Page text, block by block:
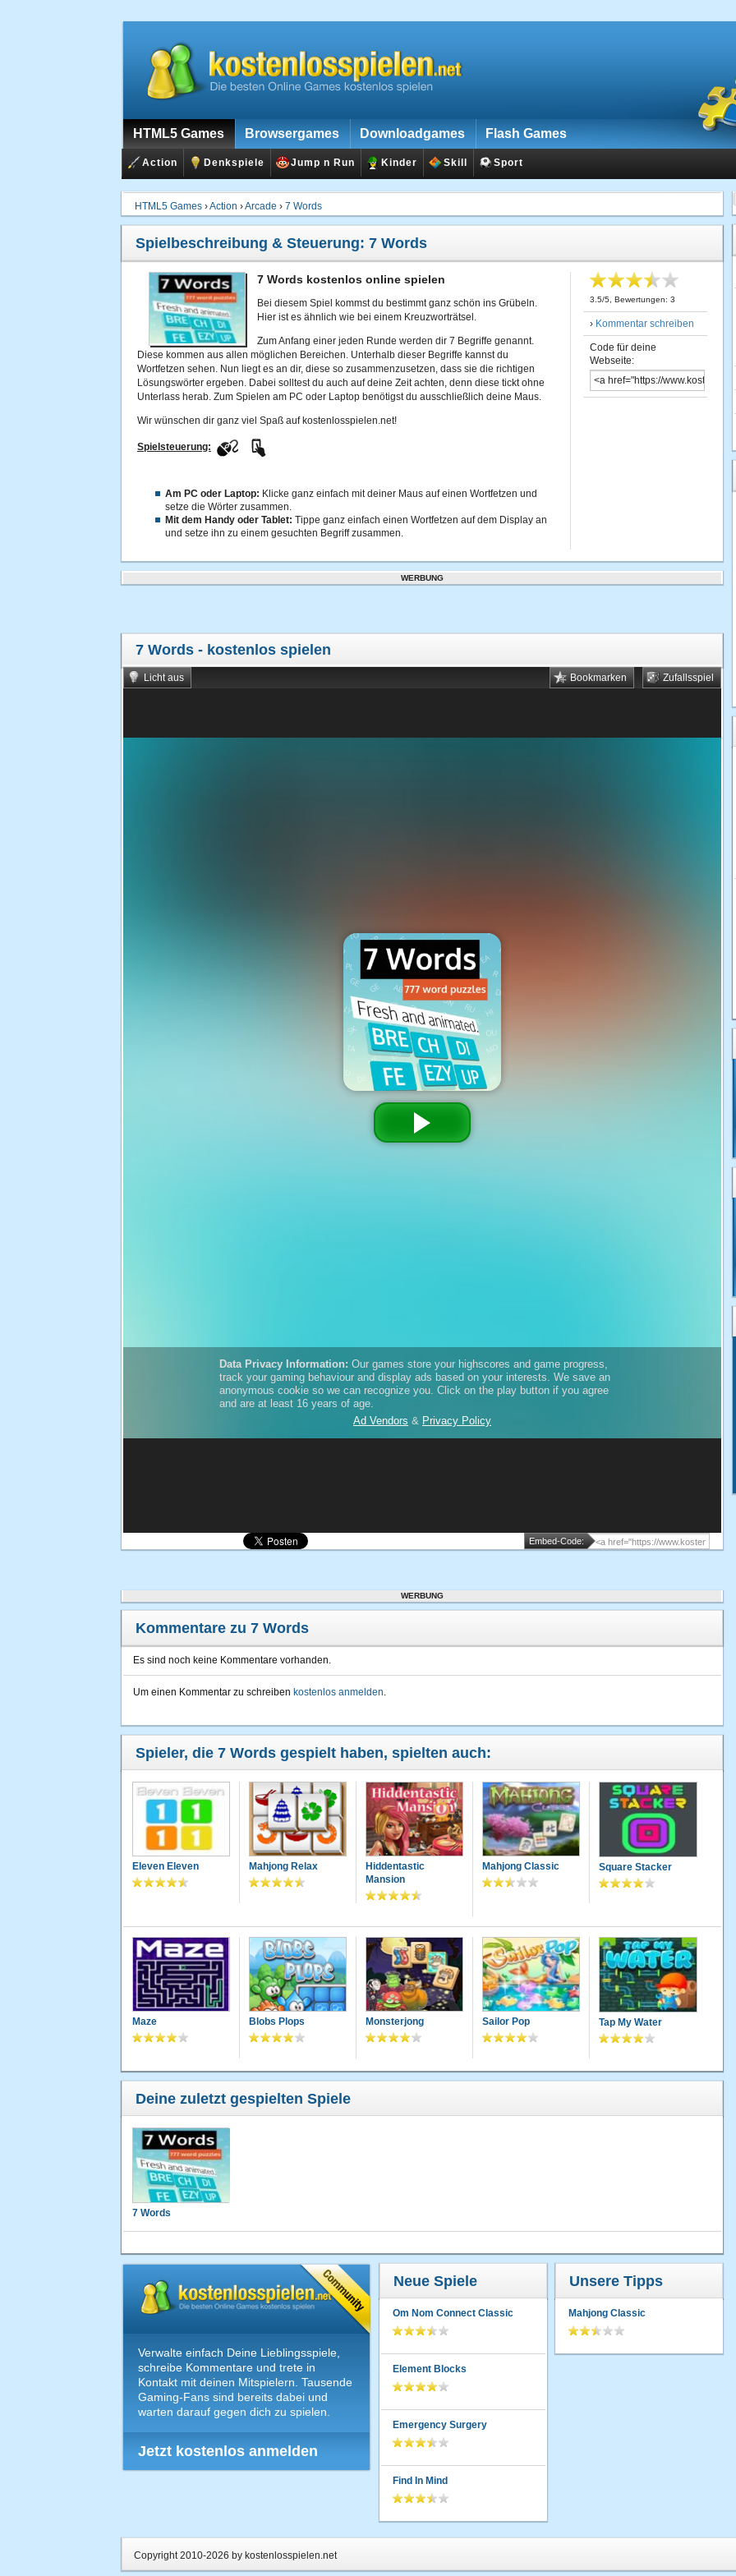
HTML5 Games Browsergames Downloadgames Flash Games
Action Denkspiele Jump n Run Kinder Skill Sport
HTML5 Games ›Action ›Arcade › 7 Words
Spielbeschreibung & Steuerung: 7 Words
7 Words kostenlos online spielen
Bei diesem Spiel kommst du bestimmt ganz schön ins Grübeln.
Hier ist es ähnlich wie bei einem Kreuzworträtsel.
Zum Anfang einer jeden Runde werden dir 7 Begriffe genannt.
Diese kommen aus allen möglichen Bereichen. Unterhalb dieser Begriffe kannst du
Wortfetzen sehen. Nun liegt es an dir, diese so zusammenzusetzen, dass sie die richtigen
Lösungswörter ergeben. Dabei solltest du auch auf deine Zeit achten, denn diese tickt ohne
Unterlass herab. Zum Spielen am PC oder Laptop benötigst du ausschließlich deine Maus.
Wir wünschen dir ganz viel Spaß auf kostenlosspielen.net!
Spielsteuerung:
Am PC oder Laptop: Klicke ganz einfach mit deiner Maus auf einen Wortfetzen und
setze die Wörter zusammen.
Mit dem Handy oder Tablet: Tippe ganz einfach einen Wortfetzen auf dem Display an
und setze ihn zu einem gesuchten Begriff zusammen.
3.5/5 , Bewertungen: 3
› Kommentar schreiben
Code für deine
Webseite:
WERBUNG
7 Words - kostenlos spielen
Licht aus Zufallsspiel
Bookmarken
Embed-Code:
WERBUNG
Kommentare zu 7 Words
Es sind noch keine Kommentare vorhanden.
Um einen Kommentar zu schreiben kostenlos anmelden.
Spieler, die 7 Words gespielt haben, spielten auch:
Eleven Eleven Mahjong Relax
Hiddentastic
Mansion
Mahjong Classic Square Stacker
Maze Blobs Plops Monsterjong Sailor Pop Tap My Water
Deine zuletzt gespielten Spiele
7 Words
Verwalte einfach Deine Lieblingsspiele,
schreibe Kommentare und trete in
Kontakt mit deinen Mitspielern. Tausende
Gaming-Fans sind bereits dabei und
warten darauf gegen dich zu spielen.
Jetzt kostenlos anmelden
Neue Spiele
Om Nom Connect Classic
Element Blocks
Emergency Surgery
Find In Mind
Unsere Tipps
Mahjong Classic
Copyright 2010-2026 by kostenlosspielen.net